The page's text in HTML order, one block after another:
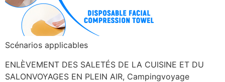
Scénarios applicables
ENLÈVEMENT DES SALETÉS DE LA CUISINE ET DU
SALONVOYAGES EN PLEIN AIR, Campingvoyage